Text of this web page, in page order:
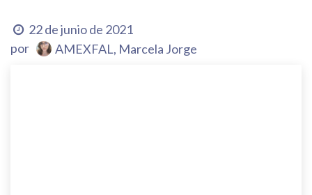
22 de junio de 2021
por
AMEXFAL, Marcela Jorge